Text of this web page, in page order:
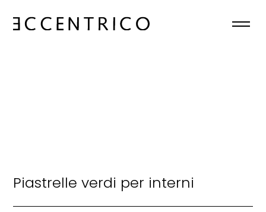
HOME
CONTATTI
Piastrelle verdi per interni